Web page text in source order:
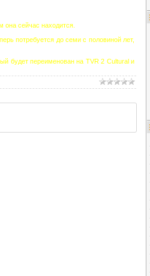
сейчас находится.
потребуется до семи с половиной лет,
будет переименован на TVR 2 Cultural и